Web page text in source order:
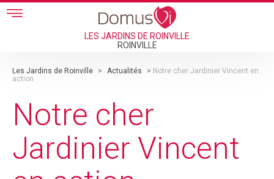
Skip to main content
LES JARDINS DE ROINVILLE
ROINVILLE
Les Jardins de Roinville > Actualités > Notre cher Jardinier Vincent en
action
Notre cher
Jardinier Vincent